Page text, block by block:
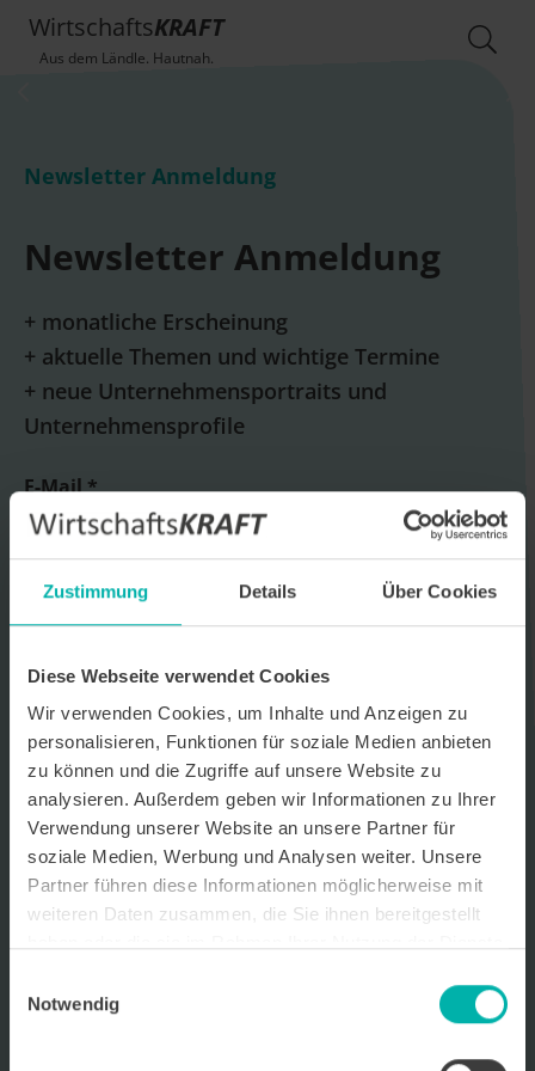
Zustimmung Details Über Cookies
Diese Webseite verwendet Cookies
Wir verwenden Cookies, um Inhalte und Anzeigen zu
personalisieren, Funktionen für soziale Medien anbieten
zu können und die Zugriffe auf unsere Website zu
analysieren. Außerdem geben wir Informationen zu Ihrer
Verwendung unserer Website an unsere Partner für
soziale Medien, Werbung und Analysen weiter. Unsere
Partner führen diese Informationen möglicherweise mit
weiteren Daten zusammen, die Sie ihnen bereitgestellt
Notwendig
WirtschaftsKRAFT
Aus dem Ländle. Hautnah.
Newsletter Anmeldung
Newsletter Anmeldung
+ monatliche Erscheinung
+ aktuelle Themen und wichtige Termine
+ neue Unternehmensportraits und
Unternehmensprofile
E-Mail *
Datenverarbeitungshinweis*
Ich stimme zu, dass ich monatlich den kostenlosen Newsletter
WirtschaftsKRAFT der INFO - Das Magazin Pforzheim GmbH
persönlichen Interessen auszurichten, stimme ich außerdem zu,
Newsletters zu erfassen und auszuwerten. Der Newsletter enthält
begleitende Werbeinformationen zu Produkten und
Einwilligung jederzeit kostenfrei für die Zukunft durch den in jedem
Newsletter enthaltenen Abmeldelink oder per E-Mail an info@info-
pforzheim.de widerrufen. Meine E-Mail-Adresse wird ausschließlich
zur Zustellung des Newsletters genutzt. Detaillierte Informationen
zum Umgang mit Ihren Daten und der von uns eingesetzten
Newsletter-Software Cleverreach finden Sie in unserer
Datenschutzerklärung.